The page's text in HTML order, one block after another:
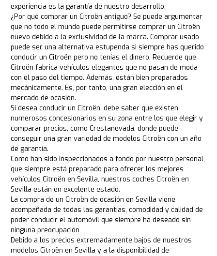
experiencia es la garantía de nuestro desarrollo.
¿Por qué comprar un Citroën antiguo? Se puede argumentar
que no todo el mundo puede permitirse comprar un Citroën
nuevo debido a la exclusividad de la marca. Comprar usado
puede ser una alternativa estupenda si siempre has querido
conducir un Citroën pero no tenías el dinero. Recuerde que
Citroën fabrica vehículos elegantes que no pasan de moda
con el paso del tiempo. Además, están bien preparados
mecánicamente. Es, por tanto, una gran elección en el
mercado de ocasión.
Si desea conducir un Citroën, debe saber que existen
numerosos concesionarios en su zona entre los que elegir y
comparar precios, como Crestanevada, donde puede
conseguir una gran variedad de modelos Citroën con un año
de garantía.
Como han sido inspeccionados a fondo por nuestro personal,
que siempre está preparado para ofrecer los mejores
vehículos Citroën en Sevilla, nuestros coches Citroën en
Sevilla están en excelente estado.
La compra de un Citroën de ocasión en Sevilla viene
acompañada de todas las garantías, comodidad y calidad de
poder conducir el automóvil que siempre ha deseado sin
ninguna preocupación
Debido a los precios extremadamente bajos de nuestros
modelos Citroën en Sevilla y a la disponibilidad de